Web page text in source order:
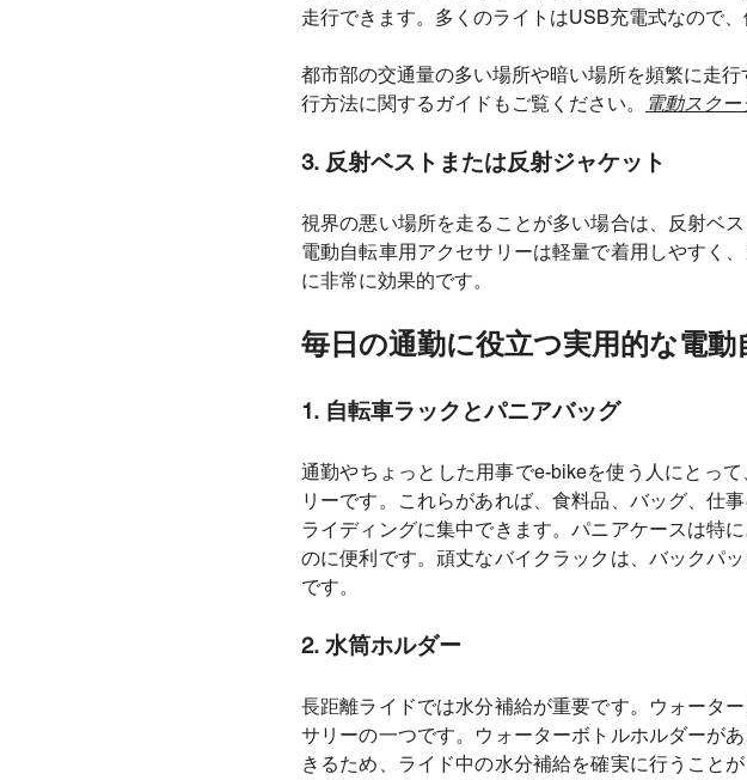
走行できます。多くのライトはUSB充電式なので、
都市部の交通量の多い場所や暗い場所を頻繁に走
行方法に関するガイドもご覧ください。
電動スク
3. 反射ベストまたは反射ジャケット
視界の悪い場所を走ることが多い場合は、反射ベ
電動自転車用アクセサリーは軽量で着用しやすく
に非常に効果的です。
毎日の通勤に役立つ実用的な電
1. 自転車ラックとパニアバッグ
通勤やちょっとした用事でe-bikeを使う人にとっ
リーです。これらがあれば、食料品、バッグ、仕
ライディングに集中できます。パニアケースは特
のに便利です。頑丈なバイクラックは、バックパ
です。
2. 水筒ホルダー
長距離ライドでは水分補給が重要です。ウォータ
サリーの一つです。ウォーターボトルホルダーが
きるため、ライド中の水分補給を確実に行うこと